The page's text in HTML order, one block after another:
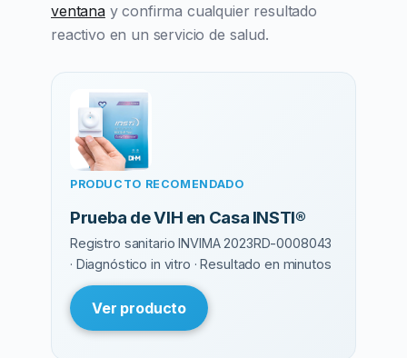
ventanay confirma cualquier resultado
reactivo en un servicio de salud.
PRODUCTO RECOMENDADO
Prueba de VIH en Casa INSTI®
Registro sanitario INVIMA 2023RD-0008043
· Diagnóstico in vitro · Resultado en minutos
Ver producto